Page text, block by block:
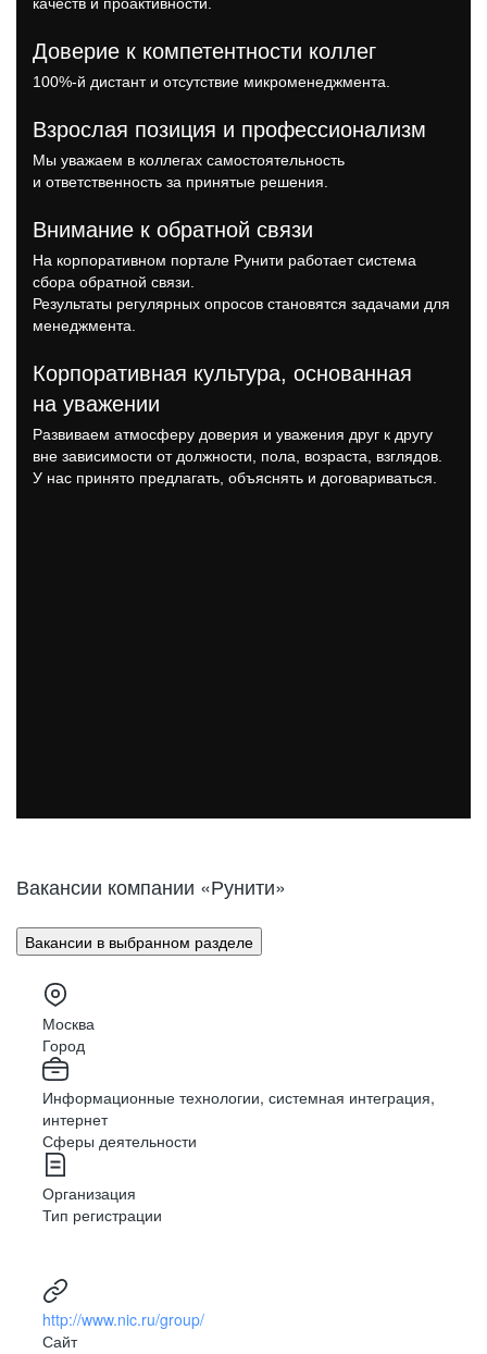
Доверие к компетентности коллег
100%-й дистант и отсутствие микроменеджмента.
Взрослая позиция и профессионализм
Мы уважаем в коллегах самостоятельность
и ответственность за принятые решения.
Внимание к обратной связи
На корпоративном портале Рунити работает система
сбора обратной связи.
Результаты регулярных опросов становятся задачами для
менеджмента.
Корпоративная культура, основанная
на уважении
Развиваем атмосферу доверия и уважения друг к другу
вне зависимости от должности, пола, возраста, взглядов.
У нас принято предлагать, объяснять и договариваться.
Вакансии компании «Рунити»
Вакансии в выбранном разделе
Москва
Город
Информационные технологии, системная интеграция,
интернет
Сферы деятельности
Организация
Тип регистрации
http://www.nic.ru/group/
Сайт